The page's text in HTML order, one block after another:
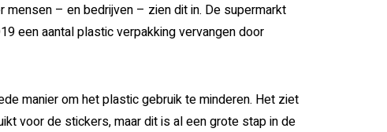
– en bedrijven – zien dit in. De supermarkt
een aantal plastic verpakking vervangen door
manier om het plastic gebruik te minderen. Het ziet
voor de stickers, maar dit is al een grote stap in de